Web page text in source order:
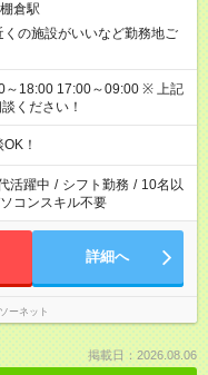
棚倉駅
の施設がいいなど勤務地ご
17:00～09:00 ※ 上記
ください！
！
活躍中 / シフト勤務 / 10名以
コンスキル不要
詳細へ
ーネット
掲載日：2026.08.06